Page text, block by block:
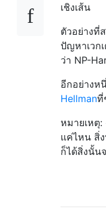
เชิงเส้น
ตัวอย่างที่
ปัญหาเวก
ว่า NP-
อีกอย่างห
Hellmanที่
หมายเหตุ
แค่ไหน สิ่
ก็ได้สิ่งนั้น